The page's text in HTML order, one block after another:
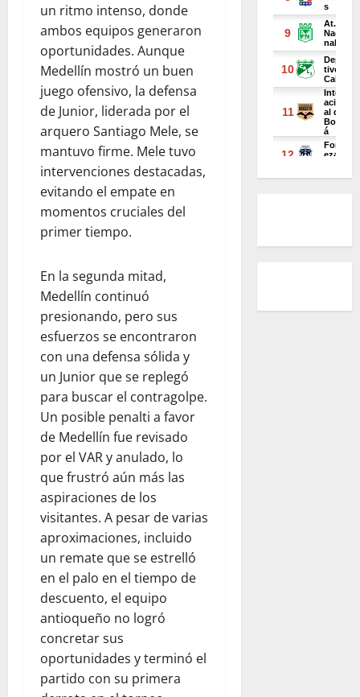
un ritmo intenso, donde
ambos equipos generaron
oportunidades. Aunque
Medellín mostró un buen
juego ofensivo, la defensa
de Junior, liderada por el
arquero Santiago Mele, se
mantuvo firme. Mele tuvo
intervenciones destacadas,
evitando el empate en
momentos cruciales del
primer tiempo.
En la segunda mitad,
Medellín continuó
presionando, pero sus
esfuerzos se encontraron
con una defensa sólida y
un Junior que se replegó
para buscar el contragolpe.
Un posible penalti a favor
de Medellín fue revisado
por el VAR y anulado, lo
que frustró aún más las
aspiraciones de los
visitantes. A pesar de varias
aproximaciones, incluido
un remate que se estrelló
en el palo en el tiempo de
descuento, el equipo
antioqueño no logró
concretar sus
oportunidades y terminó el
partido con su primera